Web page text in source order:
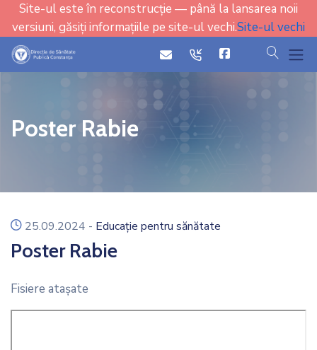
Site-ul este în reconstrucție — până la lansarea noii
versiuni, găsiți informațiile pe site-ul vechi.Site-ul vechi
iconicon cauta
Poster Rabie
icon
25.09.2024 - Educație pentru sănătate
Poster Rabie
Fisiere ataşate